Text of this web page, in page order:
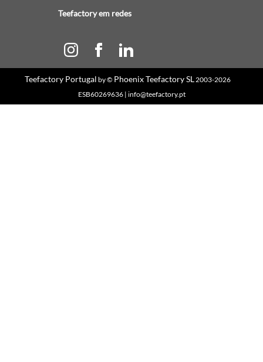
Teefactory em redes
Teefactory Portugal by © Phoenix Teefactory SL2003-2026
ESB60269636 | info@teefactory.pt